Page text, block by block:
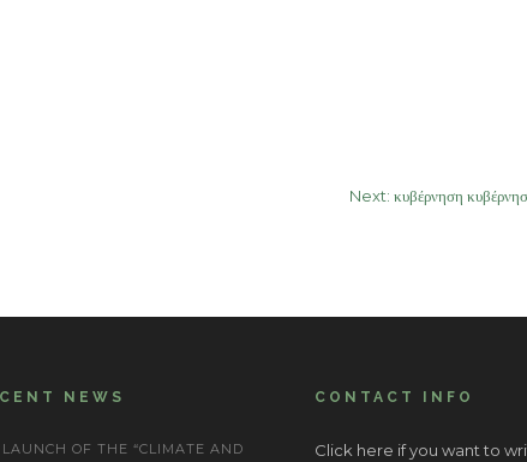
Next: κυβέρνηση
NEWS
LAUNCH OF THE “CLIMATE AND
CONTACT INFO
Click here if you want to